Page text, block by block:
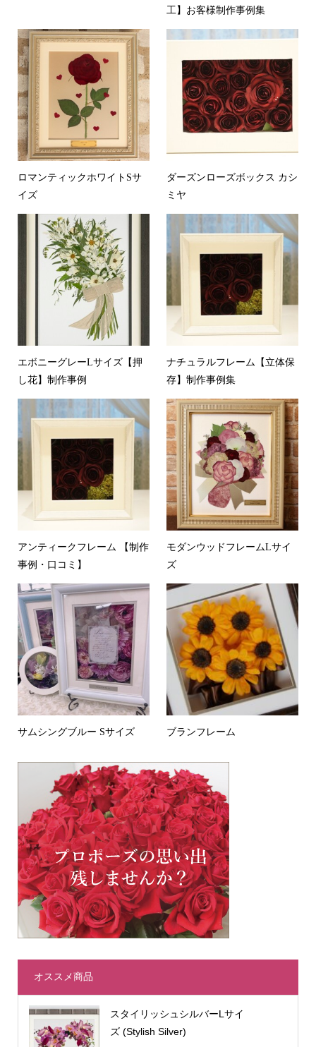
工】お客様制作事例集
ロマンティックホワイトSサ
イズ
ダーズンローズボックス カシ
ミヤ
エボニーグレーLサイズ【押
し花】制作事例
ナチュラルフレーム【立体保
存】制作事例集
アンティークフレーム 【制作
事例・口コミ】
モダンウッドフレームLサイ
ズ
サムシングブルー Sサイズ ブランフレーム
オススメ商品
スタイリッシュシルバーLサイ
ズ (Stylish Silver)